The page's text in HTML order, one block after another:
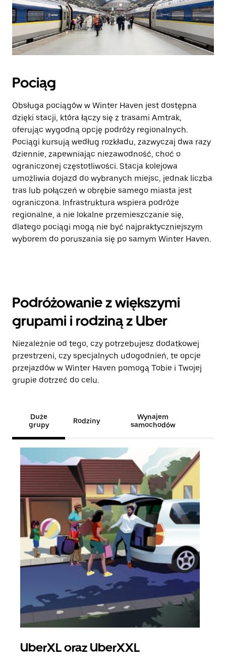
Pociąg
Obsługa pociągów w Winter Haven jest dostępna
dzięki stacji, która łączy się z trasami Amtrak,
oferując wygodną opcję podróży regionalnych.
Pociągi kursują według rozkładu, zazwyczaj dwa razy
dziennie, zapewniając niezawodność, choć o
ograniczonej częstotliwości. Stacja kolejowa
umożliwia dojazd do wybranych miejsc, jednak liczba
tras lub połączeń w obrębie samego miasta jest
ograniczona. Infrastruktura wspiera podróże
regionalne, a nie lokalne przemieszczanie się,
dlatego pociągi mogą nie być najpraktyczniejszym
wyborem do poruszania się po samym Winter Haven.
Podróżowanie z większymi
grupami i rodziną z Uber
Niezależnie od tego, czy potrzebujesz dodatkowej
przestrzeni, czy specjalnych udogodnień, te opcje
przejazdów w Winter Haven pomogą Tobie i Twojej
grupie dotrzeć do celu.
Duże
grupy
Rodziny
Wynajem
samochodów
UberXL oraz UberXXL